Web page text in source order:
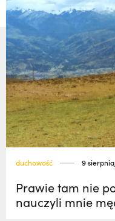
duchowość 9
Prawie tam nie
nauczyli mnie